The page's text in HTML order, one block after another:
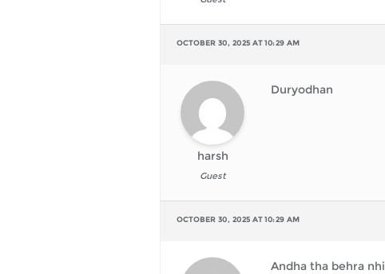
OCTOBER 30, 2025 AT 10:29 AM
harsh
Guest
Duryodhan
OCTOBER 30, 2025 AT 10:29 AM
Andha tha behra nhi